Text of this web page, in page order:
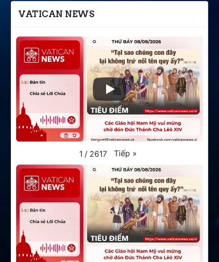
VATICAN NEWS
1 / 2617 Tiếp »